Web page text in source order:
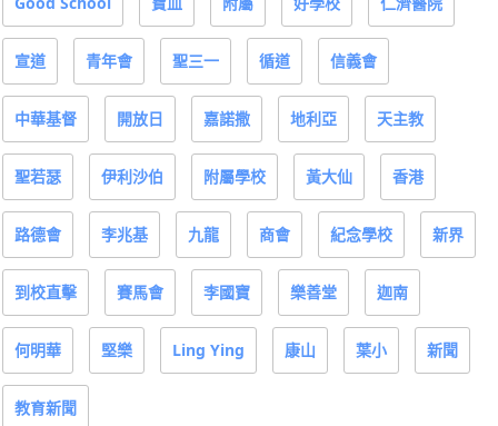
宣道 青年會 聖三一 循道 信義會
中華基督 開放日 嘉諾撒 地利亞 天主教
聖若瑟 伊利沙伯 附屬學校 黃大仙 香港
路德會 李兆基 九龍 商會 紀念學校 新界
到校直擊 賽馬會 李國寶 樂善堂 迦南
何明華 堅樂 Ling Ying 康山 葉小 新聞
教育新聞